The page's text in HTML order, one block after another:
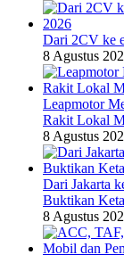
Dari 2CV ke
8 Agustus
Leapmotor
Rakit Lokal
8 Agustus
Dari Jakarta
Buktikan
8 Agustus